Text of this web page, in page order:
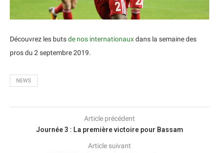
Découvrez les butsde nos internationauxdans la semaine des
pros du 2 septembre 2019.
NEWS
Article précédent
Journée 3 : La première victoire pour Bassam
Article suivant